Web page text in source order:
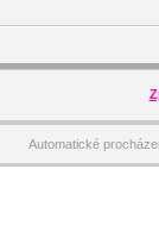
Automatické